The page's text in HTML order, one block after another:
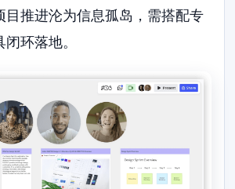
目推进沦为信息孤岛，需搭配专
环落地。